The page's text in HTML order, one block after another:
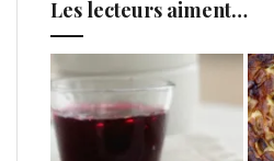
Les lecteurs aiment…